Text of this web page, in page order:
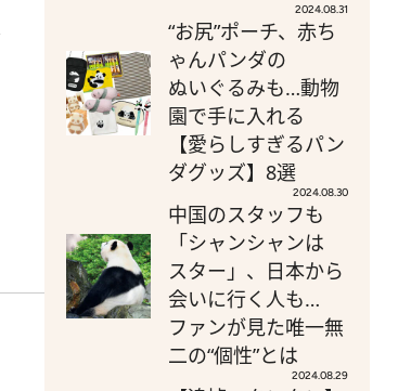
2024.08.31
“お尻”ポーチ、赤ち
ゃんパンダの
ぬいぐるみも…動物
園で手に入れる
【愛らしすぎるパン
ダグッズ】8選
2024.08.30
中国のスタッフも
「シャンシャンは
スター」、日本から
会いに行く人も…
ファンが見た唯一無
二の“個性”とは
2024.08.29